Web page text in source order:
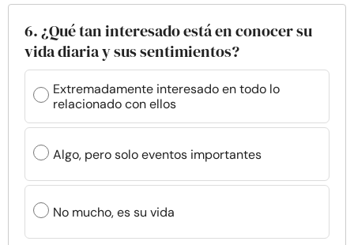
6. ¿Qué tan interesado está en conocer su
vida diaria y sus sentimientos?
Extremadamente interesado en todo lo
relacionado con ellos
Algo, pero solo eventos importantes
No mucho, es su vida